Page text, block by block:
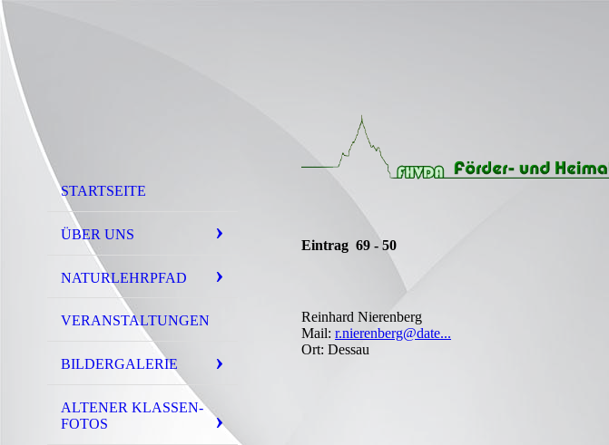
STARTSEITE
ÜBER UNS
NATURLEHRPFAD
VERANSTALTUNGEN
BILDERGALERIE
ALTENER KLASSEN-
FOTOS
Eintrag 69 - 50
Reinhard Nierenberg
Mail: r.nierenberg@date...
Ort: Dessau